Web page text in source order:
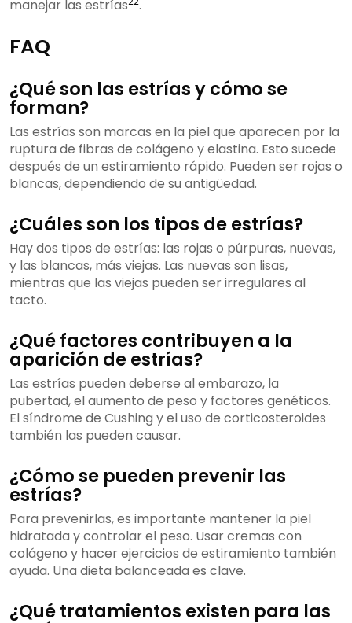
manejar las estrías
.
FAQ
¿Qué son las estrías y cómo se
forman?
Las estrías son marcas en la piel que aparecen por la
ruptura de fibras de colágeno y elastina. Esto sucede
después de un estiramiento rápido. Pueden ser rojas o
blancas, dependiendo de su antigüedad.
¿Cuáles son los tipos de estrías?
Hay dos tipos de estrías: las rojas o púrpuras, nuevas,
y las blancas, más viejas. Las nuevas son lisas,
mientras que las viejas pueden ser irregulares al
tacto.
¿Qué factores contribuyen a la
aparición de estrías?
Las estrías pueden deberse al embarazo, la
pubertad, el aumento de peso y factores genéticos.
El síndrome de Cushing y el uso de corticosteroides
también las pueden causar.
¿Cómo se pueden prevenir las
estrías?
Para prevenirlas, es importante mantener la piel
hidratada y controlar el peso. Usar cremas con
colágeno y hacer ejercicios de estiramiento también
ayuda. Una dieta balanceada es clave.
¿Qué tratamientos existen para las